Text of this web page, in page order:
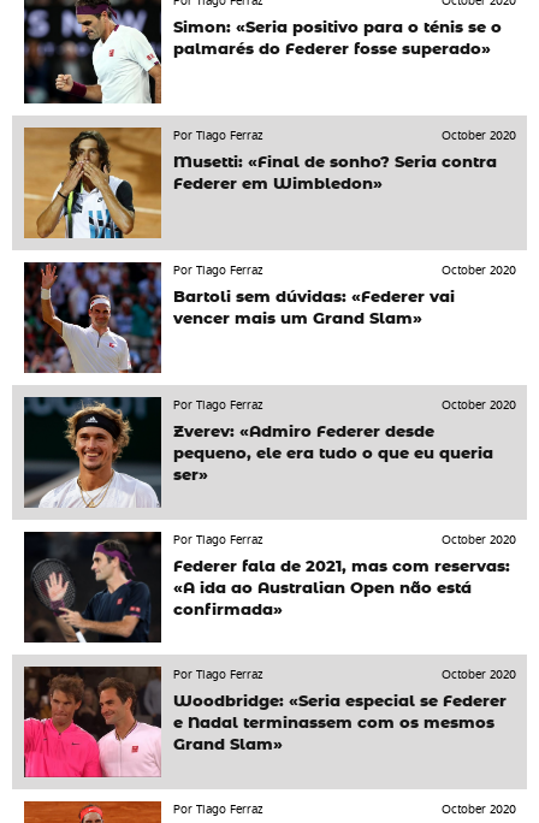
Simon: «Seria positivo para o ténis se o
palmarés do Federer fosse superado»
Por Tiago Ferraz
October 2020
Musetti: «Final de sonho? Seria contra
Federer em Wimbledon»
Por Tiago Ferraz
October 2020
Bartoli sem dúvidas: «Federer vai
vencer mais um Grand Slam»
Por Tiago Ferraz
October 2020
Zverev: «Admiro Federer desde
pequeno, ele era tudo o que eu queria
ser»
Por Tiago Ferraz
October 2020
Federer fala de 2021, mas com reservas:
«A ida ao Australian Open não está
confirmada»
Por Tiago Ferraz
October 2020
Woodbridge: «Seria especial se Federer
e Nadal terminassem com os mesmos
Grand Slam»
Por Tiago Ferraz
October 2020